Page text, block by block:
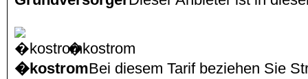
�kostrom
�kostromBei diesem Tarif beziehen Sie